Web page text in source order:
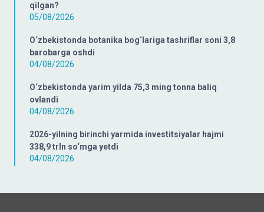
qilgan?
05/08/2026
O‘zbekistonda botanika bog‘lariga tashriflar soni 3,8
barobarga oshdi
04/08/2026
O‘zbekistonda yarim yilda 75,3 ming tonna baliq
ovlandi
04/08/2026
2026-yilning birinchi yarmida investitsiyalar hajmi
338,9 trln so‘mga yetdi
04/08/2026